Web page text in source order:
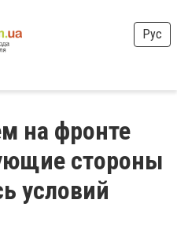
Рус
на фронте
стороны
условий